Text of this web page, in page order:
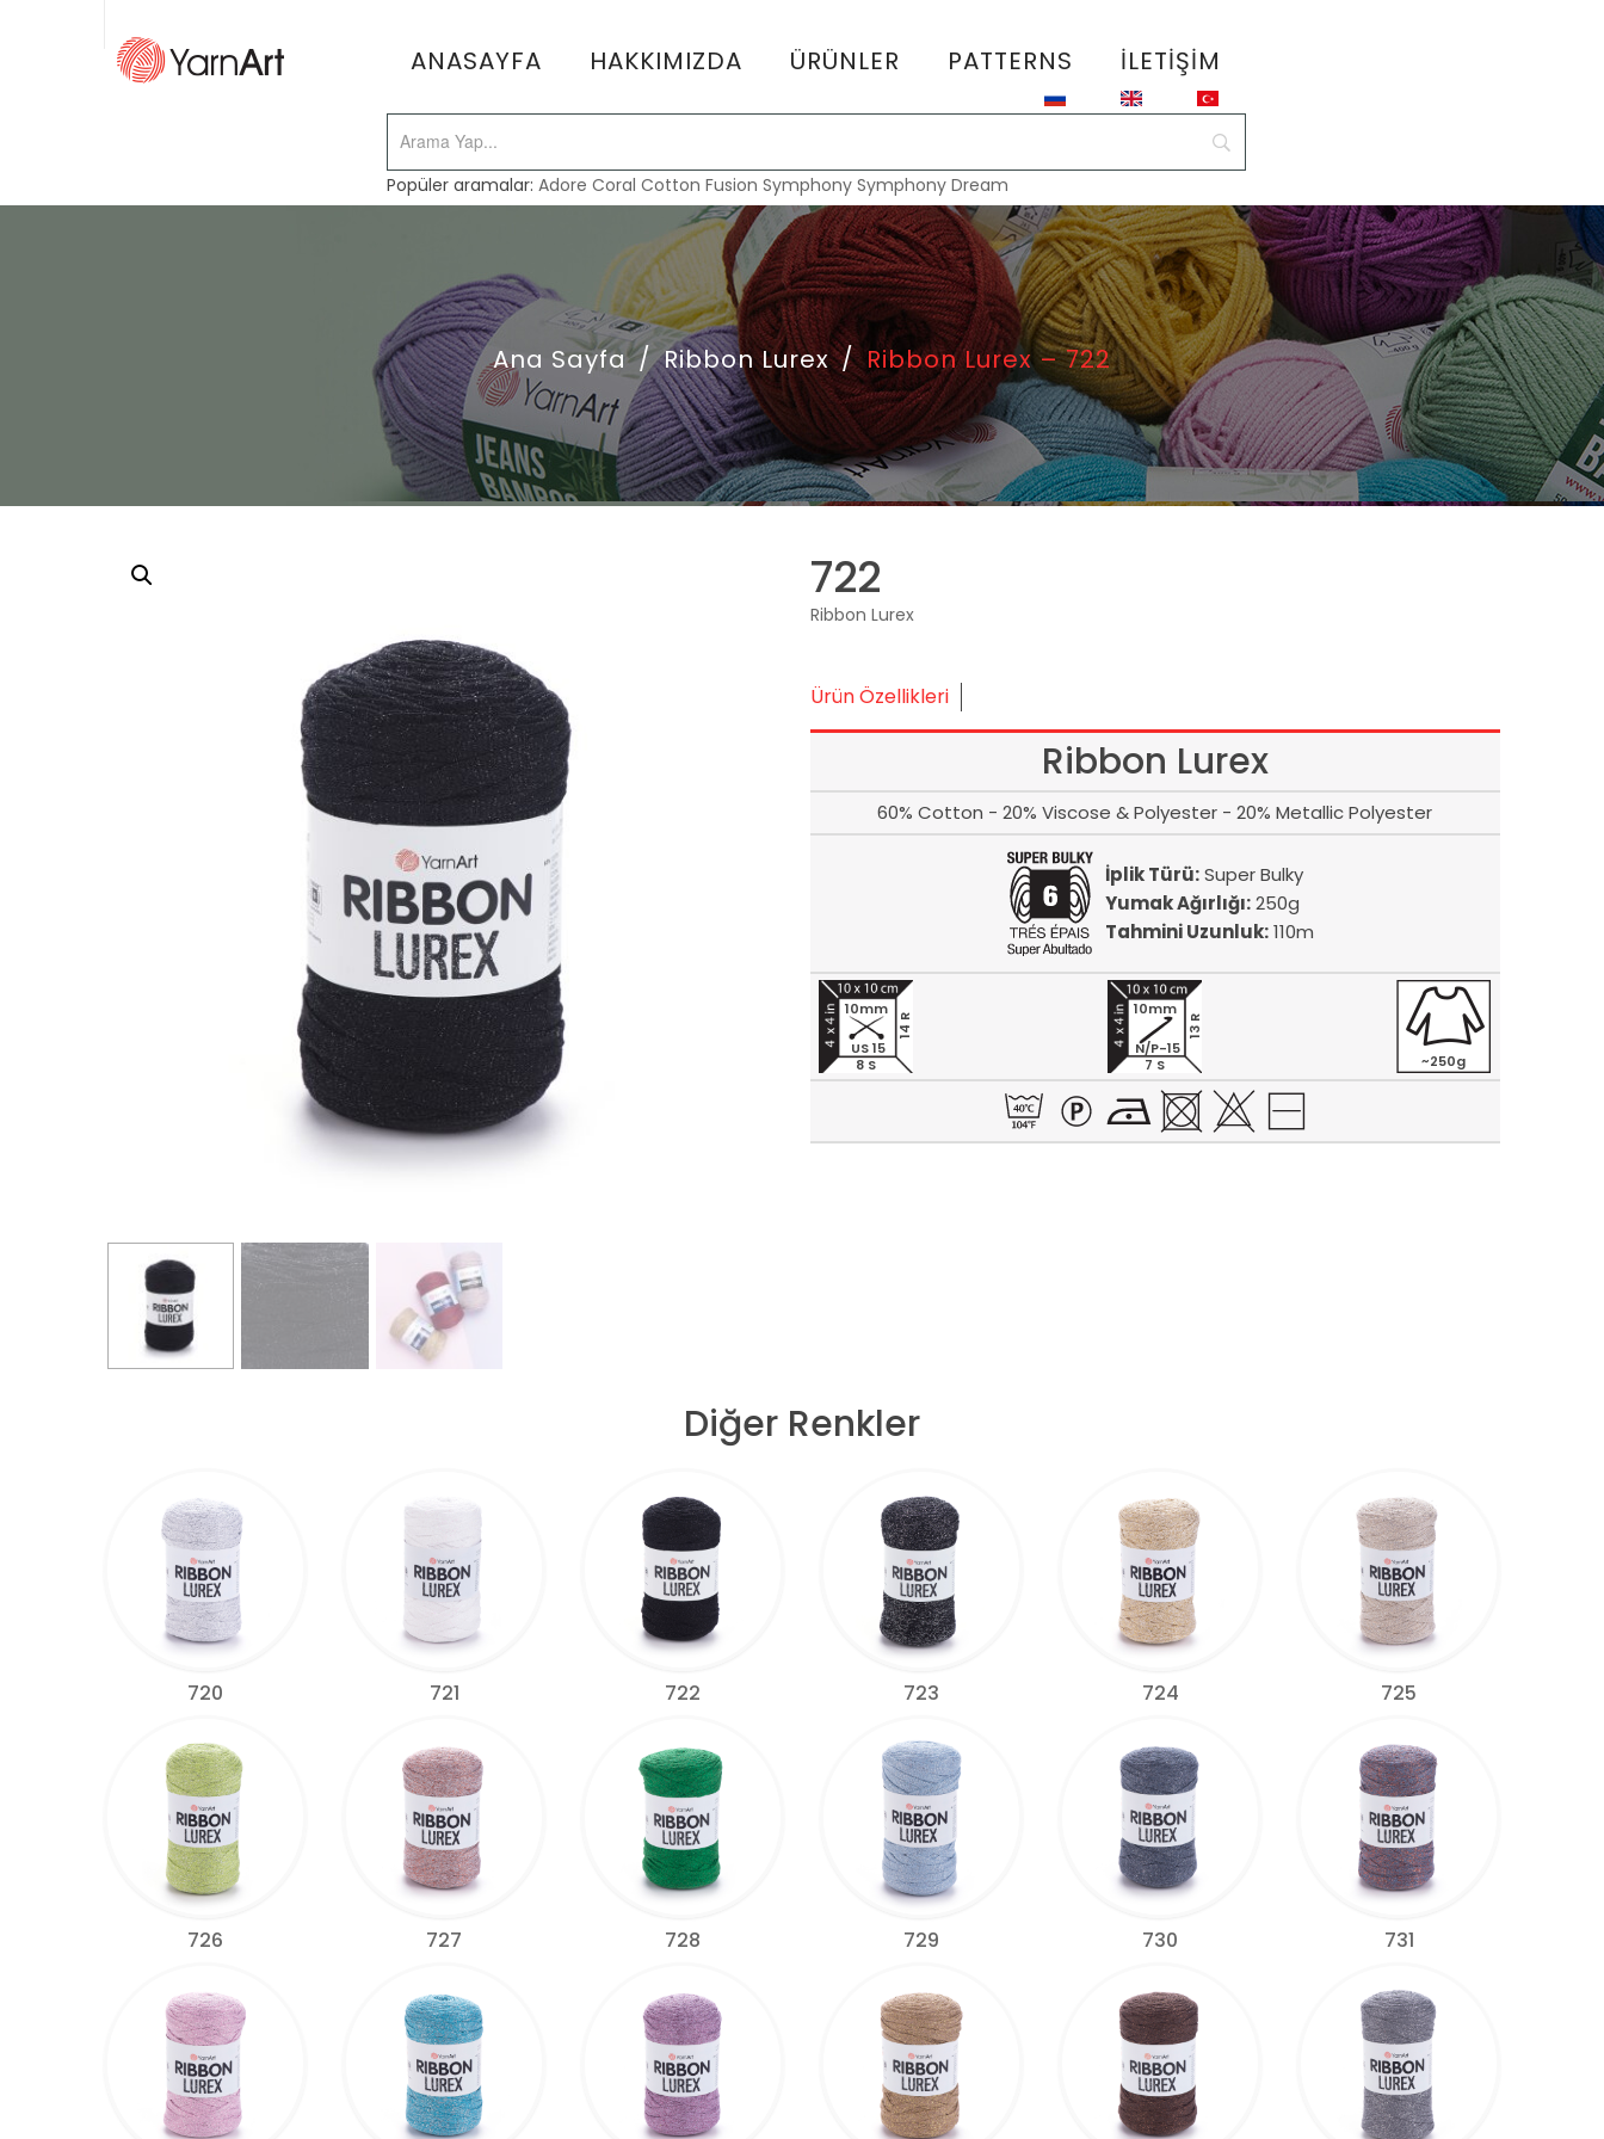
ANASAYFA HAKKIMIZDA ÜRÜNLER PATTERNS İLETIŞIM
Popüler aramalar:Adore Coral Cotton Fusion Symphony Symphony Dream
Ana Sayfa / Ribbon Lurex / Ribbon Lurex – 722
722
Ribbon Lurex
Ürün Özellikleri
Ribbon Lurex
60% Cotton - 20% Viscose & Polyester - 20% Metallic Polyester
İplik Türü:Super Bulky
Yumak Ağırlığı:250g
Tahmini Uzunluk:110m
8 S
14 R
10mm
US 15
7 S
13 R
10mm
N/P-15
~250g
Diğer Renkler
720 721 722 723 724 725
726 727 728 729 730 731